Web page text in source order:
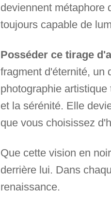
deviennent métaphore
toujours capable de
Posséder ce tirage
fragment d'éternité, un
photographie
et la sérénité. Elle
que vous choisissez
Que cette vision en
derrière lui. Dans
renaissance.